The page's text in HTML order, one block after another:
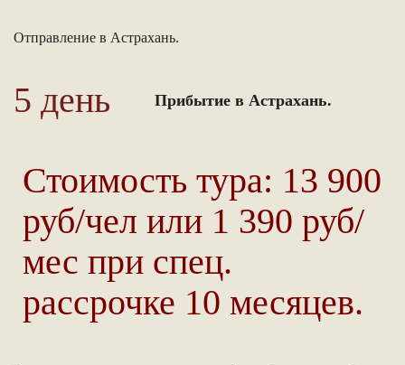
Отправление в Астрахань.
5 день Прибытие в Астрахань.
Стоимость тура: 13 900
руб/чел или 1 390 руб/
мес при спец.
рассрочке 10 месяцев.